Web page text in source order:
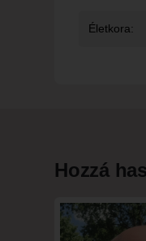
Életkora:
Hozzá